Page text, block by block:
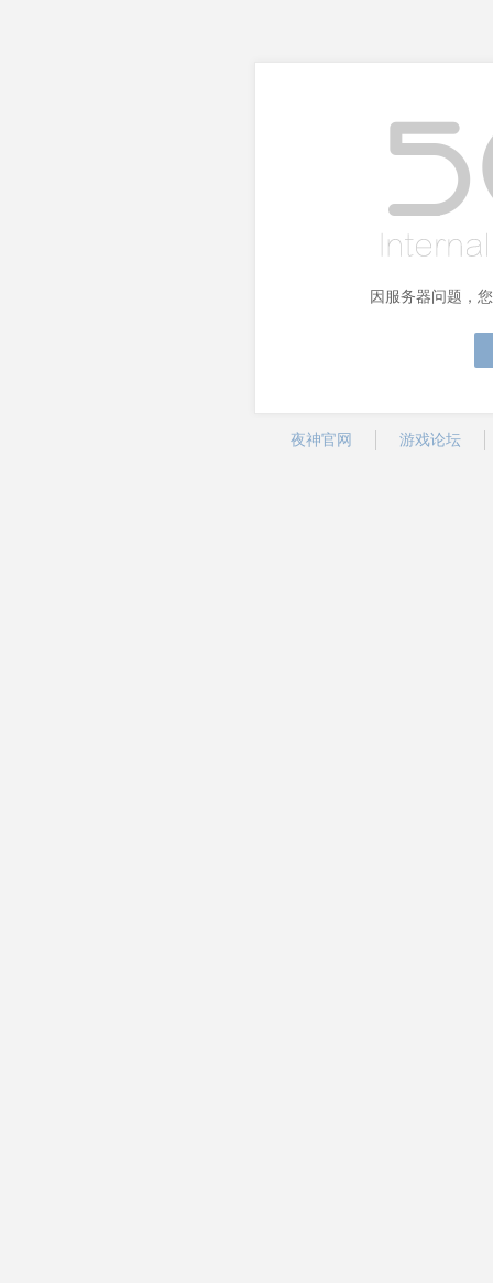
因服务器问题，
夜神官网 游戏论坛